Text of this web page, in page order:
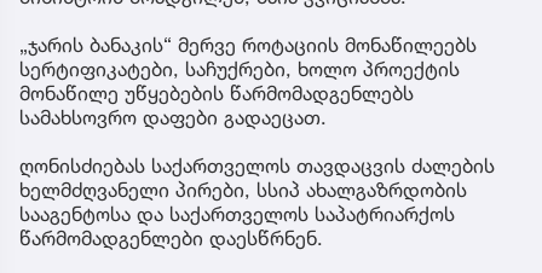
„ჯარის ბანაკის“ მერვე როტაციის მონაწილეებს
სერტიფიკატები, საჩუქრები, ხოლო პროექტის
მონაწილე უწყებების წარმომადგენლებს
სამახსოვრო დაფები გადაეცათ.
ღონისძიებას საქართველოს თავდაცვის ძალების
ხელმძღვანელი პირები, სსიპ ახალგაზრდობის
სააგენტოსა და საქართველოს საპატრიარქოს
წარმომადგენლები დაესწრნენ.